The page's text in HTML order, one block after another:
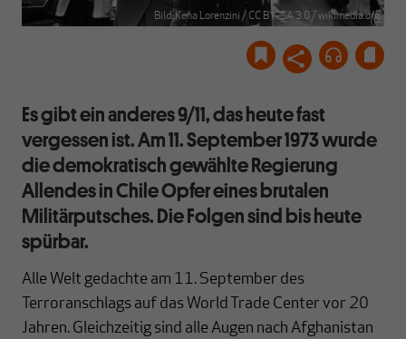
Bild: Kena Lorenzini / CC BY-SA 3.0 / wikimedia.org
Es gibt ein anderes 9/11, das heute fast
vergessen ist. Am 11. September 1973 wurde
die demokratisch gewählte Regierung
Allendes in Chile Opfer eines brutalen
Militärputsches. Die Folgen sind bis heute
spürbar.
Alle Welt gedachte am 11. September des
Terroranschlags auf das World Trade Center vor 20
Jahren. Gleichzeitig sind alle Augen nach Afghanistan